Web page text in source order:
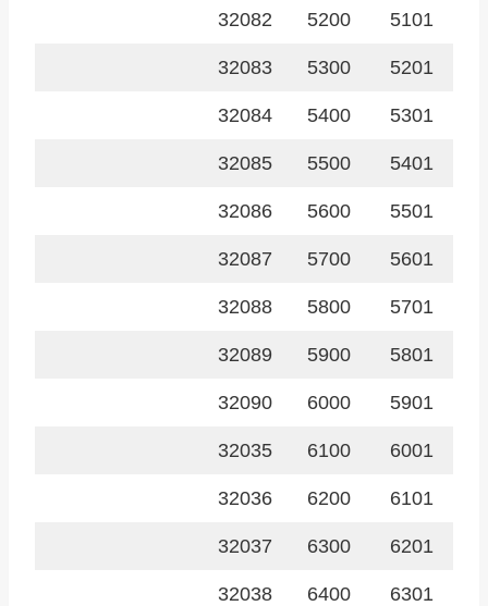
5101
5200
32082
5201
5300
32083
5301
5400
32084
5401
5500
32085
5501
5600
32086
5601
5700
32087
5701
5800
32088
5801
5900
32089
5901
6000
32090
6001
6100
32035
6101
6200
32036
6201
6300
32037
6301
6400
32038